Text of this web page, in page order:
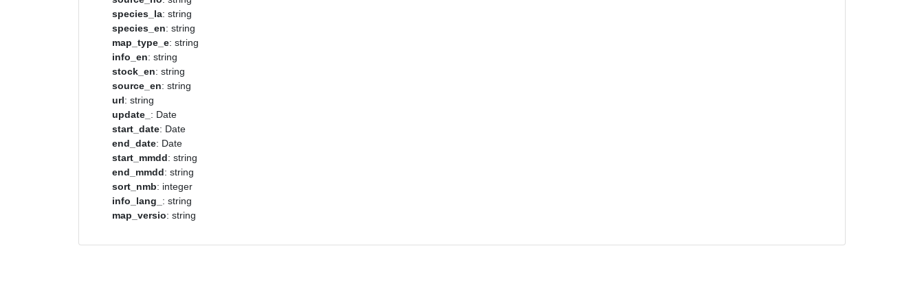
species_la: string
species_en: string
map_type_e: string
info_en: string
stock_en: string
source_en: string
url: string
update_ : Date
start_date: Date
end_date: Date
start_mmdd: string
end_mmdd: string
sort_nmb: integer
info_lang_ : string
map_versio: string